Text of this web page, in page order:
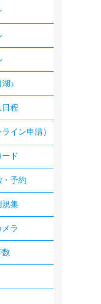
』
日程
イン申請）
ド
・予約
規集
ラ
数